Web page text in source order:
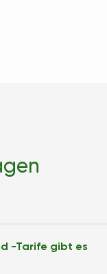
-Tarife gibt es